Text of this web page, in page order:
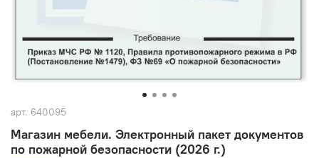
арт. 640095
Магазин мебели. Электронный пакет документов
по пожарной безопасности (2026 г.)